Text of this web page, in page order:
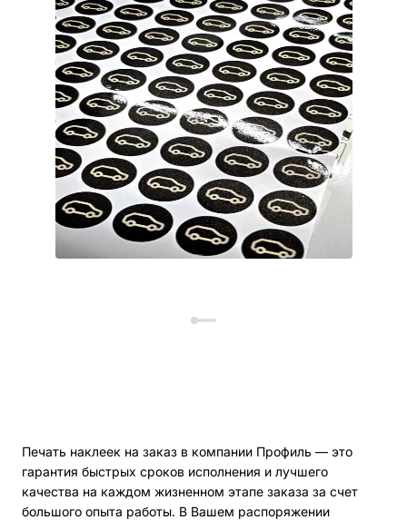
Печать наклеек на заказ в компании Профиль — это
гарантия быстрых сроков исполнения и лучшего
качества на каждом жизненном этапе заказа за счет
большого опыта работы. В Вашем распоряжении